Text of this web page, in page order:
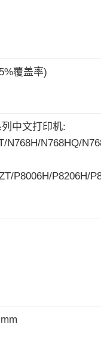
覆盖率)
中文打印机:
N768H/N768HQ/
P8006H/P8206H/